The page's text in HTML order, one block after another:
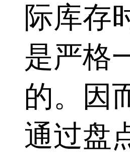
际库存
是严格
的。因
通过盘